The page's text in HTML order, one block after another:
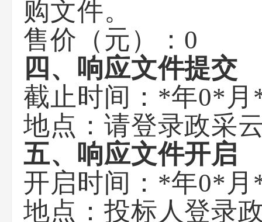
购文件。
售价（元）： 0
四、响应文件提交
截止时间： *年0*
地点： 请登录政采
五、响应文件开启
开启时间： *年0*
地点： 投标人登录